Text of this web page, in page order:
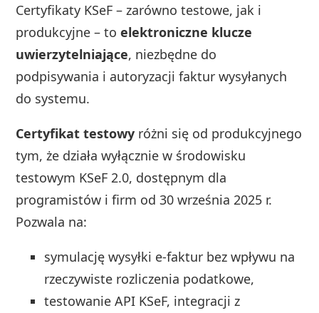
Certyfikaty KSeF – zarówno testowe, jak i
produkcyjne – toelektroniczne klucze
uwierzytelniające, niezbędne do
podpisywania i autoryzacji faktur wysyłanych
do systemu.
Certyfikat testowy różni się od produkcyjnego
tym, że działa wyłącznie w środowisku
testowym KSeF 2.0, dostępnym dla
programistów i firm od 30 września 2025 r.
Pozwala na:
symulację wysyłki e-faktur bez wpływu na
rzeczywiste rozliczenia podatkowe,
testowanie API KSeF, integracji z